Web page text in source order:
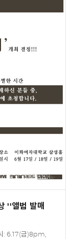
''앨범 발매
: 6.17(금)8pm,